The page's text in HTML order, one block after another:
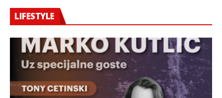
LIFESTYLE